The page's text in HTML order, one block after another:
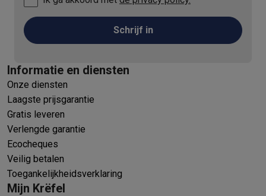
Schrijf in
Informatie en diensten
Onze diensten
Laagste prijsgarantie
Gratis leveren
Verlengde garantie
Ecocheques
Veilig betalen
Toegankelijkheidsverklaring
Mijn Krëfel